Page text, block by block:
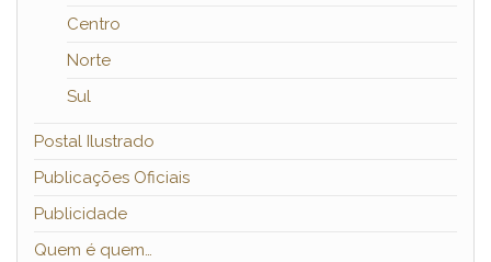
Centro
Norte
Sul
Postal Ilustrado
Publicações Oficiais
Publicidade
Quem é quem…